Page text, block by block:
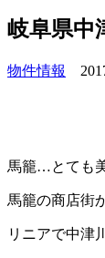
岐阜県中
物件情報
馬籠…とても
馬籠の商店街
リニアで中津